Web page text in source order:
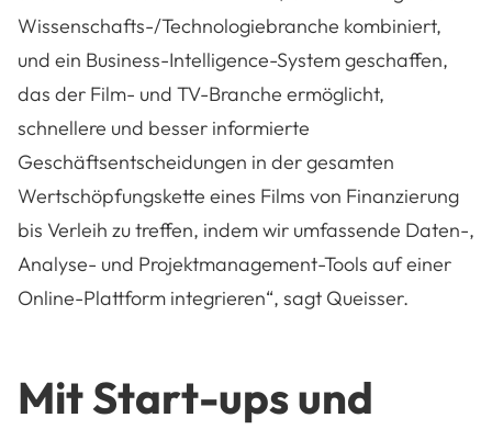
Wissenschafts-/Technologiebranche kombiniert,
und ein Business-Intelligence-System geschaffen,
das der Film- und TV-Branche ermöglicht,
schnellere und besser informierte
Geschäftsentscheidungen in der gesamten
Wertschöpfungskette eines Films von Finanzierung
bis Verleih zu treffen, indem wir umfassende Daten-,
Analyse- und Projektmanagement-Tools auf einer
Online-Plattform integrieren“, sagt Queisser.
Mit Start-ups und